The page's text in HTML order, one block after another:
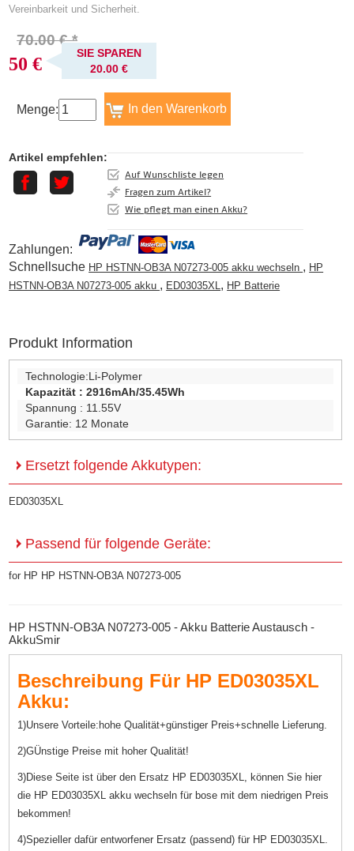
Vereinbarkeit und Sicherheit.
70.00 € *
50 €
SIE SPAREN
20.00 €
Menge:
Artikel empfehlen:
Auf Wunschliste legen
Fragen zum Artikel?
Wie pflegt man einen Akku?
Zahlungen:
Schnellsuche HP HSTNN-OB3A N07273-005 akku wechseln , HP
HSTNN-OB3A N07273-005 akku , ED03035XL, HP Batterie
Produkt Information
Technologie:Li-Polymer
Kapazität :2916mAh/35.45Wh
Spannung : 11.55V
Garantie: 12 Monate
Ersetzt folgende Akkutypen:
ED03035XL
Passend für folgende Geräte:
for HP HP HSTNN-OB3A N07273-005
HP HSTNN-OB3A N07273-005 - Akku Batterie Austausch -
AkkuSmir
Beschreibung Für HP ED03035XL
Akku:
1)Unsere Vorteile:hohe Qualität+günstiger Preis+schnelle Lieferung.
2)GÜnstige Preise mit hoher Qualität!
3)Diese Seite ist über den Ersatz HP ED03035XL, können Sie hier
die HP ED03035XL akku wechseln für bose mit dem niedrigen Preis
bekommen!
4)Spezieller dafür entworfener Ersatz (passend) für HP ED03035XL.